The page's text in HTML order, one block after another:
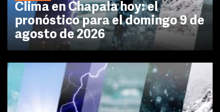
Clima en Chapala hoy: el
pronóstico para el domingo 9 de
agosto de 2026